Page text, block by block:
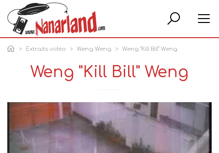
Extraits vidéo Weng Weng Weng "Kill Bill" Weng
Weng "Kill Bill" Weng